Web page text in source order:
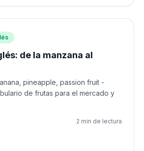
de la manzana al
pineapple, passion fruit -
de frutas para el mercado y
2 min de lectura